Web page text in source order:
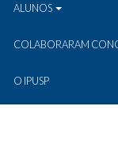
ALUNOS
COLABORARAM
O IPUSP